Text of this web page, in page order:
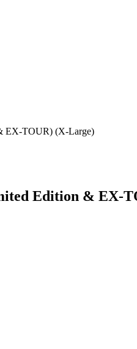
EX-TOUR) (X-Large)
Edition & EX-